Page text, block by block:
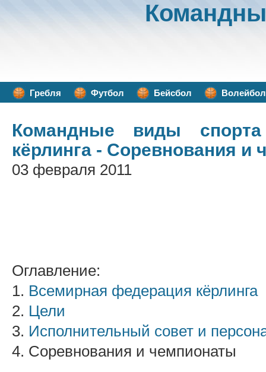
Гребля Футбол Бейсбол Волейбол
Командные виды спорта
кёрлинга - Соревнования и
03 февраля 2011
Оглавление:
1. Всемирная федерация кёрлинга
2. Цели
3. Исполнительный совет и
4. Соревнования и чемпионаты